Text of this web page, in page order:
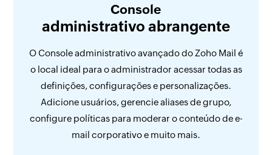
Console
administrativo abrangente
O Console administrativo avançado do Zoho Mail é
o local ideal para o administrador acessar todas as
definições, configurações e personalizações.
Adicione usuários, gerencie aliases de grupo,
configure políticas para moderar o conteúdo de e-
mail corporativo e muito mais.